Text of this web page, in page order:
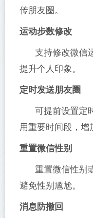
传朋友圈。
运动步数修改
支持修改微信
提升个人印象。
定时发送朋友圈
可提前设置定
用重要时间段，增
重置微信性别
重置微信性别
避免性别尴尬。
消息防撤回